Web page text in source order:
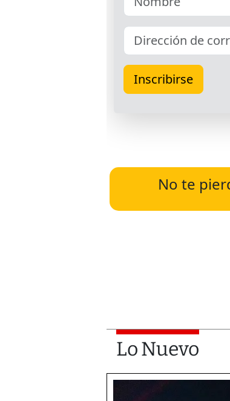
No te
Lo Nuevo